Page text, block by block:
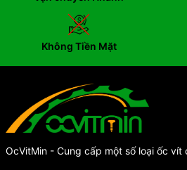
Không Tiền Mặt
OcVitMin - Cung cấp một số loại ốc vít